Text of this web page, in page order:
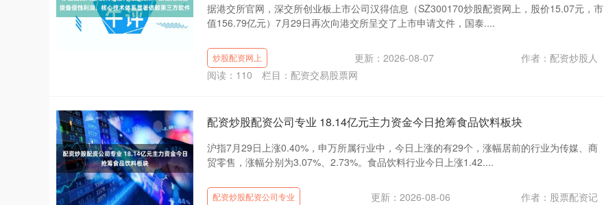
据港交所官网，深交所创业板上市公司汉得信息（SZ300170炒股配资网上，股价15.07元，市
值156.79亿元）7月29日再次向港交所呈交了上市申请文件，国泰....
炒股配资网上 更新：2026-08-07
作者：配资炒股人
阅读： 110 栏目： 配资交易股票网
配资炒股配资公司专业 18.14亿元主力资金今日抢筹食品饮料板块
沪指7月29日上涨0.40%，申万所属行业中，今日上涨的有29个，涨幅居前的行业为传媒、商
贸零售，涨幅分别为3.07%、2.73%。食品饮料行业今日上涨1.42....
配资炒股配资公司专业 更新：2026-08-06
作者：股票配资记